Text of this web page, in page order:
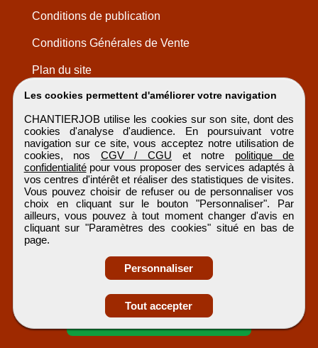
Obtenir ses
coordonnées
Les cookies permettent d'améliorer votre navigation
CHANTIERJOB utilise les cookies sur son site, dont des
cookies d'analyse d'audience. En poursuivant votre
navigation sur ce site, vous acceptez notre utilisation de
cookies, nos CGV / CGU et notre politique de
confidentialitépour vous proposer des services adaptés à
vos centres d'intérêt et réaliser des statistiques de visites.
Vous pouvez choisir de refuser ou de personnaliser vos
choix en cliquant sur le bouton "Personnaliser". Par
ailleurs, vous pouvez à tout moment changer d'avis en
cliquant sur "Paramètres des cookies" situé en bas de
page.
Personnaliser
Tout accepter
Conditions de publication
Conditions Générales de Vente
Plan du site
CHANTIERJOB
Tous droits réservés © 1999 - 2026